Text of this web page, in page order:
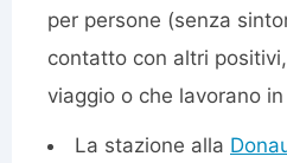
per persone (senza
contatto con altri
viaggio o che lavorano
La stazione alla